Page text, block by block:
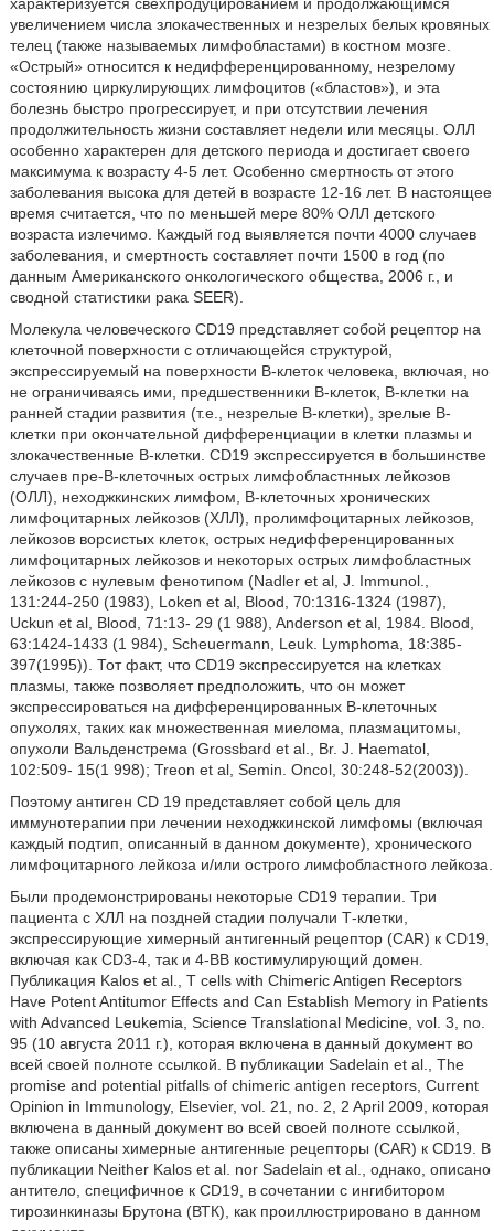
увеличением числа злокачественных и незрелых белых кровяных
телец (также называемых лимфобластами) в костном мозге.
«Острый» относится к недифференцированному, незрелому
состоянию циркулирующих лимфоцитов («бластов»), и эта
болезнь быстро прогрессирует, и при отсутствии лечения
продолжительность жизни составляет недели или месяцы. ОЛЛ
особенно характерен для детского периода и достигает своего
максимума к возрасту 4-5 лет. Особенно смертность от этого
заболевания высока для детей в возрасте 12-16 лет. В настоящее
время считается, что по меньшей мере 80% ОЛЛ детского
возраста излечимо. Каждый год выявляется почти 4000 случаев
заболевания, и смертность составляет почти 1500 в год (по
данным Американского онкологического общества, 2006 г., и
сводной статистики рака SEER).
Молекула человеческого CD19 представляет собой рецептор на
клеточной поверхности с отличающейся структурой,
экспрессируемый на поверхности В-клеток человека, включая, но
не ограничиваясь ими, предшественники В-клеток, В-клетки на
ранней стадии развития (т.е., незрелые В-клетки), зрелые В-
клетки при окончательной дифференциации в клетки плазмы и
злокачественные В-клетки. CD19 экспрессируется в большинстве
случаев пре-В-клеточных острых лимфобластнных лейкозов
(ОЛЛ), неходжкинских лимфом, В-клеточных хронических
лимфоцитарных лейкозов (ХЛЛ), пролимфоцитарных лейкозов,
лейкозов ворсистых клеток, острых недифференцированных
лимфоцитарных лейкозов и некоторых острых лимфобластных
лейкозов с нулевым фенотипом (Nadler et al, J. Immunol.,
131:244-250 (1983), Loken et al, Blood, 70:1316-1324 (1987),
Uckun et al, Blood, 71:13- 29 (1 988), Anderson et al, 1984. Blood,
63:1424-1433 (1 984), Scheuermann, Leuk. Lymphoma, 18:385-
397(1995)). Тот факт, что CD19 экспрессируется на клетках
плазмы, также позволяет предположить, что он может
экспрессироваться на дифференцированных В-клеточных
опухолях, таких как множественная миелома, плазмацитомы,
опухоли Вальденстрема (Grossbard et al., Br. J. Haematol,
102:509- 15(1 998); Treon et al, Semin. Oncol, 30:248-52(2003)).
Поэтому антиген CD 19 представляет собой цель для
иммунотерапии при лечении неходжкинской лимфомы (включая
каждый подтип, описанный в данном документе), хронического
лимфоцитарного лейкоза и/или острого лимфобластного лейкоза.
Были продемонстрированы некоторые CD19 терапии. Три
пациента с ХЛЛ на поздней стадии получали Т-клетки,
экспрессирующие химерный антигенный рецептор (CAR) к CD19,
включая как CD3-4, так и 4-ВВ костимулирующий домен.
Публикация Kalos et al., Т cells with Chimeric Antigen Receptors
Have Potent Antitumor Effects and Can Establish Memory in Patients
with Advanced Leukemia, Science Translational Medicine, vol. 3, no.
95 (10 августа 2011 г.), которая включена в данный документ во
всей своей полноте ссылкой. В публикации Sadelain et al., The
promise and potential pitfalls of chimeric antigen receptors, Current
Opinion in Immunology, Elsevier, vol. 21, no. 2, 2 April 2009, которая
включена в данный документ во всей своей полноте ссылкой,
также описаны химерные антигенные рецепторы (CAR) к CD19. В
публикации Neither Kalos et al. nor Sadelain et al., однако, описано
антитело, специфичное к CD19, в сочетании с ингибитором
тирозинкиназы Брутона (ВТК), как проиллюстрировано в данном